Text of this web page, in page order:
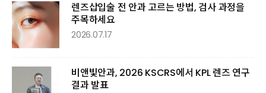
렌즈삽입술 전 안과 고르는 방법, 검사 과정을
주목하세요
2026.07.17
비앤빛안과, 2026 KSCRS에서 KPL 렌즈 연구
결과 발표